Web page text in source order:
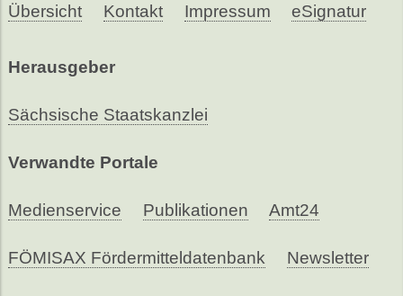
Übersicht Kontakt Impressum eSignatur
Herausgeber
Sächsische Staatskanzlei
Verwandte Portale
Medienservice Publikationen Amt24
FÖMISAX Fördermitteldatenbank Newsletter